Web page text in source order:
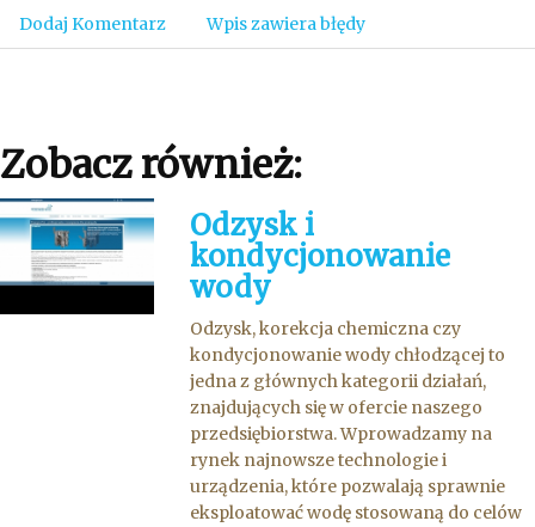
Dodaj Komentarz Wpis zawiera błędy
Zobacz również:
Odzysk i
kondycjonowanie
wody
Odzysk, korekcja chemiczna czy
kondycjonowanie wody chłodzącej to
jedna z głównych kategorii działań,
znajdujących się w ofercie naszego
przedsiębiorstwa. Wprowadzamy na
rynek najnowsze technologie i
urządzenia, które pozwalają sprawnie
eksploatować wodę stosowaną do celów